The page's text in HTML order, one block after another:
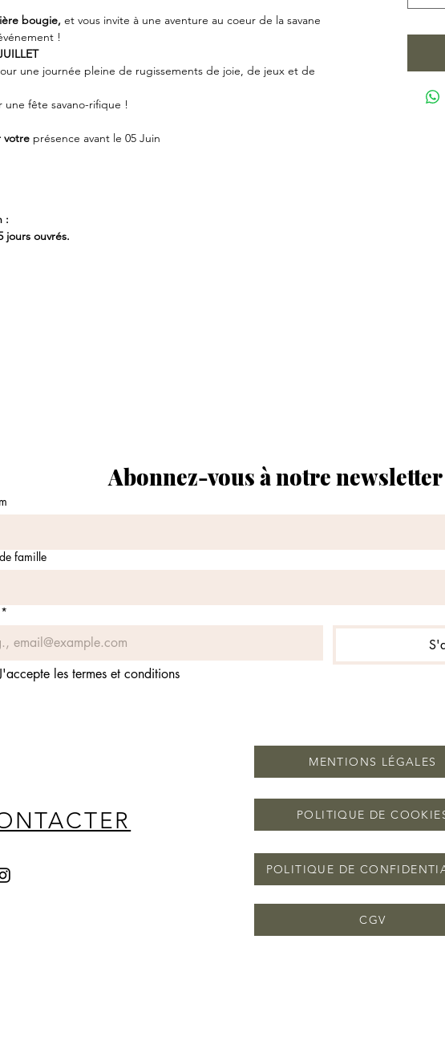
bougie, et vous invite à une aventure au coeur de la savane
!
une journée pleine de rugissements de joie, de jeux et de
une fête savano-rifique !
votre présence avant le 05 Juin
:
jours ouvrés.
Abonnez-vous à notre newsletter
famille
*
les termes et conditions
MENTIONS LÉGALES
POLITIQUE DE
POLITIQUE DE
CGV